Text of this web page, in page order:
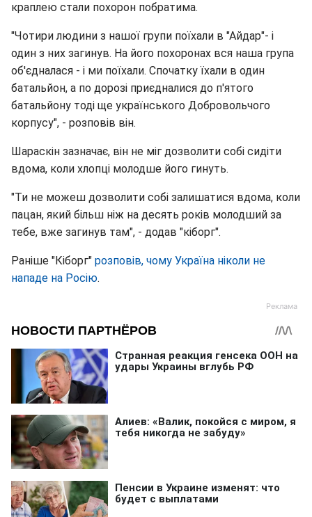
краплею стали похорон побратима.
"Чотири людини з нашої групи поїхали в "Айдар"- і
один з них загинув. На його похоронах вся наша група
об'єдналася - і ми поїхали. Спочатку їхали в один
батальйон, а по дорозі приєдналися до п'ятого
батальйону тоді ще українського Добровольчого
корпусу", - розповів він.
Шараскін зазначає, він не міг дозволити собі сидіти
вдома, коли хлопці молодше його гинуть.
"Ти не можеш дозволити собі залишатися вдома, коли
пацан, який більш ніж на десять років молодший за
тебе, вже загинув там", - додав "кіборг".
Раніше "Кіборг" розповів, чому Україна ніколи не
нападе на Росію.